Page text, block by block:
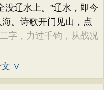
辽水上。”辽水，即今
。诗歌开门见山，点
字，力过千钧，从战况
文 ∨